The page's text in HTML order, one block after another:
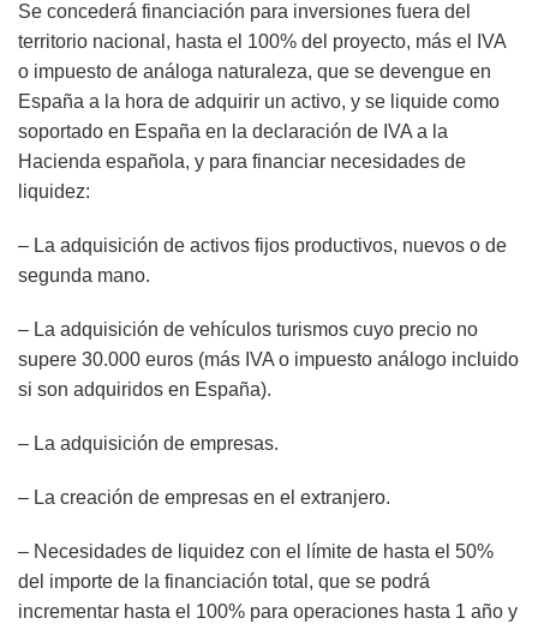
Se concederá financiación para inversiones fuera del
territorio nacional, hasta el 100% del proyecto, más el IVA
o impuesto de análoga naturaleza, que se devengue en
España a la hora de adquirir un activo, y se liquide como
soportado en España en la declaración de IVA a la
Hacienda española, y para financiar necesidades de
liquidez:
– La adquisición de activos fijos productivos, nuevos o de
segunda mano.
– La adquisición de vehículos turismos cuyo precio no
supere 30.000 euros (más IVA o impuesto análogo incluido
si son adquiridos en España).
– La adquisición de empresas.
– La creación de empresas en el extranjero.
– Necesidades de liquidez con el límite de hasta el 50%
del importe de la financiación total, que se podrá
incrementar hasta el 100% para operaciones hasta 1 año y